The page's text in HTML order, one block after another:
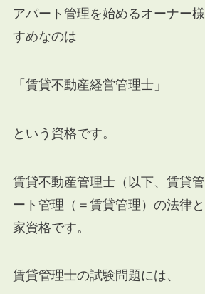
アパート管理を始めるオーナー
すめなのは
「賃貸不動産経営管理士」
という資格です。
賃貸不動産管理士（以下、賃貸
ート管理（＝賃貸管理）の法律
家資格です。
賃貸管理士の試験問題には、